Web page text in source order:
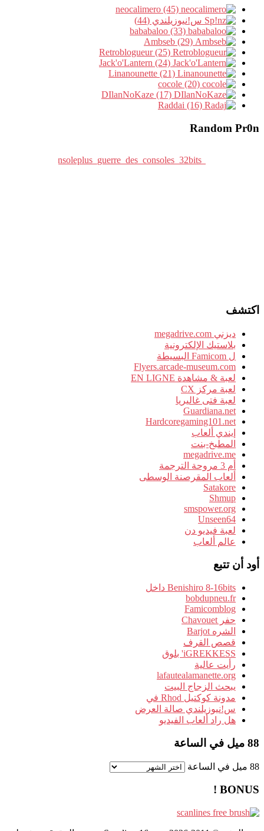
س!نيوزيلندي (44)
Random Pr0n
اكتشف
ديزني megadrive.com
بلاستيك الإلكترونية
ل Famicom البسيطة
Flyers.arcade-museum.com
لعبة & مشاهدة EN LIGNE
لعبة مركز CX
لعبة فتى غاليريا
Guardiana.net
Hardcoregaming101.net
إيندي ألعاب
المطبخ-بنت
megadrive.me
أم 3 مروحة الترجمة
ألعاب المقرصنة الوسطى
Satakore
Shmup
smspower.org
Unseen64
لعبة فيديو دن
عالم ألعاب
أود أن تتبع
Benishiro 8-16bits داخل
bobdupneu.fr
Famicomblog
حفر Chavouet
الشره Barjot
قصص القرف
iGREKKESS' بلوق
رأيت عالية
lafautealamanette.org
يبحث الزجاج البيت
مدونة كوكتيل Rhod في
س!نيوزيلندي صالة العرض
هل راد ألعاب الفيديو
88 ميل في الساعة
88 ميل في الساعة
BONUS !